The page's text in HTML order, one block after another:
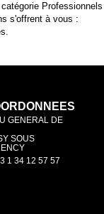
Professionnels
s'offrent à vous :
GENERAL DE
SOUS
1 34 12 57 57